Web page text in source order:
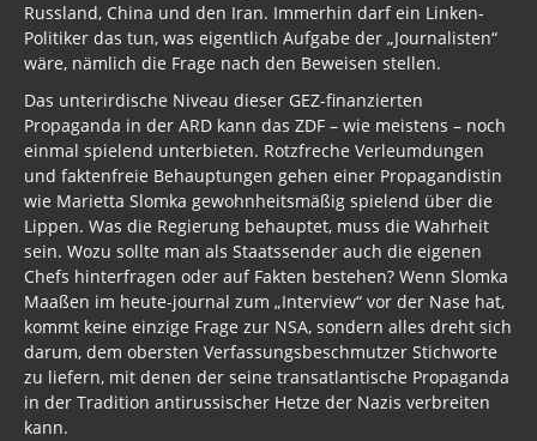
Russland, China und den Iran. Immerhin darf ein Linken-
Politiker das tun, was eigentlich Aufgabe der „Journalisten“
wäre, nämlich die Frage nach den Beweisen stellen.
Das unterirdische Niveau dieser GEZ-finanzierten
Propaganda in der ARD kann das ZDF – wie meistens – noch
einmal spielend unterbieten. Rotzfreche Verleumdungen
und faktenfreie Behauptungen gehen einer Propagandistin
wie Marietta Slomka gewohnheitsmäßig spielend über die
Lippen. Was die Regierung behauptet, muss die Wahrheit
sein. Wozu sollte man als Staatssender auch die eigenen
Chefs hinterfragen oder auf Fakten bestehen? Wenn Slomka
Maaßen im heute-journal zum „Interview“ vor der Nase hat,
kommt keine einzige Frage zur NSA, sondern alles dreht sich
darum, dem obersten Verfassungsbeschmutzer Stichworte
zu liefern, mit denen der seine transatlantische Propaganda
in der Tradition antirussischer Hetze der Nazis verbreiten
kann.